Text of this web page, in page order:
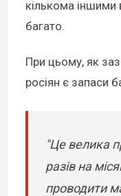
кількома іншими
багато.
При цьому, як
росіян є запаси
"Це велика
разів на
проводити